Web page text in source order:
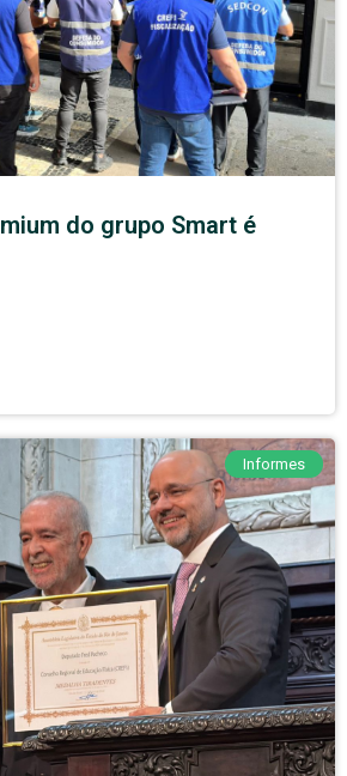
do grupo Smart é
Informes